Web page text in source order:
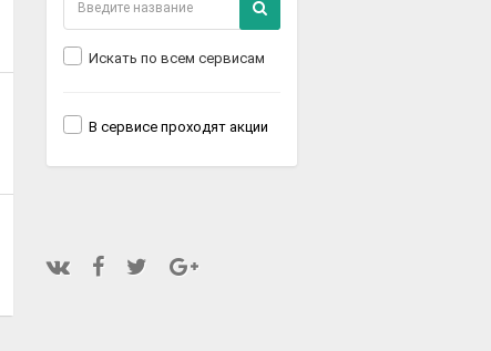
Искать по всем сервисам
В сервисе проходят акции